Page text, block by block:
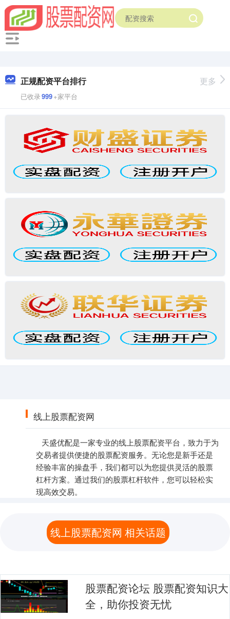
正规配资平台排行
已收录999+家平台
更多
线上股票配资网
天盛优配是一家专业的线上股票配资平台，致力于为
交易者提供便捷的股票配资服务。无论您是新手还是
经验丰富的操盘手，我们都可以为您提供灵活的股票
杠杆方案。通过我们的股票杠杆软件，您可以轻松实
现高效交易。
线上股票配资网 相关话题
股票配资论坛 股票配资知识大
全，助你投资无忧